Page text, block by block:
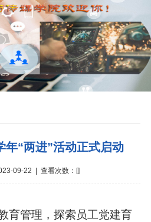
年“两进”活动正式启动
09-22 | 查看次数：[]
育管理，探索员工党建育